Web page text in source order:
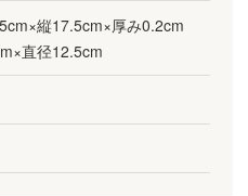
縦17.5cm×厚み0.2cm
直径12.5cm